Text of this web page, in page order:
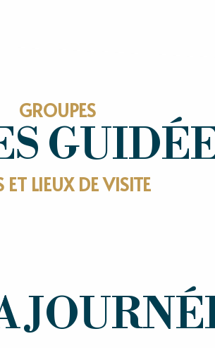
GROUPES
ET LIEUX DE VISITE